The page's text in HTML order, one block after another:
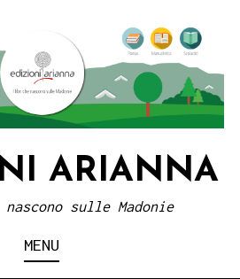
ARIANNA
sulle Madonie
MENU